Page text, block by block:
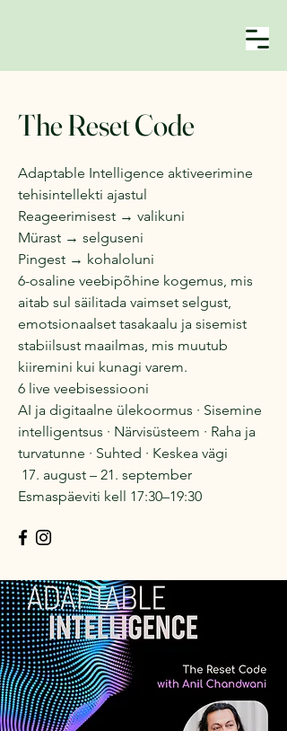
The Reset Code
Adaptable Intelligence aktiveerimine
tehisintellekti ajastul
Reageerimisest → valikuni
Mürast → selguseni
Pingest → kohaloluni
6-osaline veebipõhine kogemus, mis
aitab sul säilitada vaimset selgust,
emotsionaalset tasakaalu ja sisemist
stabiilsust maailmas, mis muutub
kiiremini kui kunagi varem.
6 live veebisessiooni
AI ja digitaalne ülekoormus · Sisemine
intelligentsus · Närvisüsteem · Raha ja
turvatunne · Suhted · Keskea vägi
17. august – 21. september
Esmaspäeviti kell 17:30–19:30